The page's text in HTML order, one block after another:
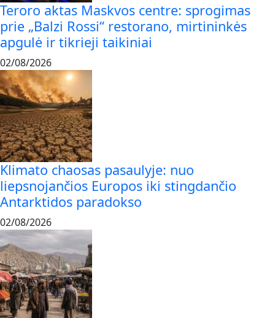
Teroro aktas Maskvos centre: sprogimas
prie „Balzi Rossi“ restorano, mirtininkės
apgulė ir tikrieji taikiniai
02/08/2026
Klimato chaosas pasaulyje: nuo
liepsnojančios Europos iki stingdančio
Antarktidos paradokso
02/08/2026